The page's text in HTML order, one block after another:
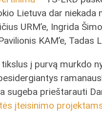
Lietuva dar niekada
URM’e, Ingrida
KAM’e, Tadas
į purvą murkdo
sugeba prieštarauti
įteisinimo